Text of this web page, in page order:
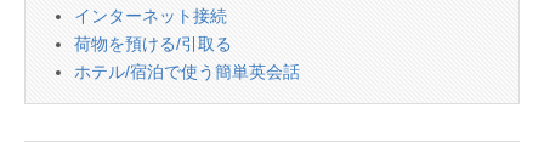
インターネット接続
荷物を預ける/引取る
ホテル/宿泊で使う簡単英会話